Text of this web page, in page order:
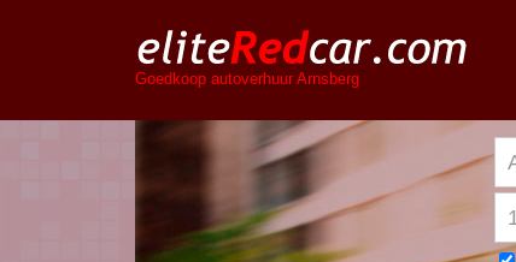
Goedkoop autoverhuur Arnsberg